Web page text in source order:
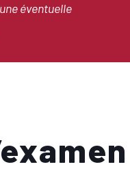
éventuelle